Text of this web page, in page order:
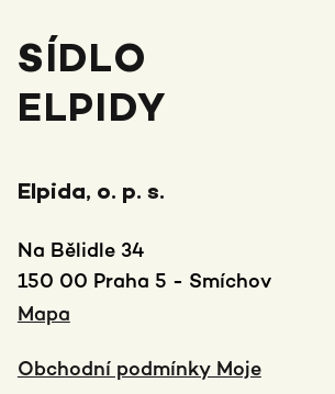
SÍDLO
ELPIDY
Elpida, o. p. s.
Na Bělidle 34
150 00 Praha 5 - Smíchov
Mapa
Obchodní podmínky Moje